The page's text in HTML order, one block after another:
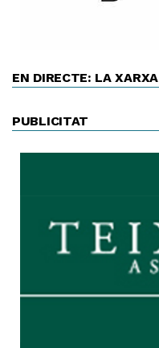
EN DIRECTE: LA XARXA
PUBLICITAT